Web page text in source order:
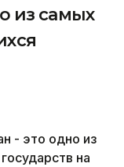
из самых
- это одно из
на